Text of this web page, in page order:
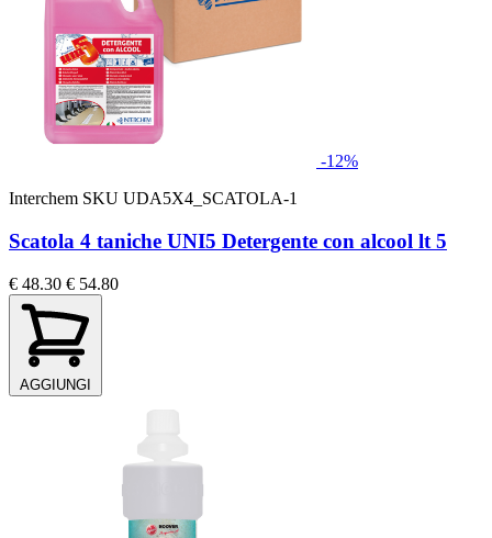
-12%
Interchem SKU UDA5X4_SCATOLA-1
Scatola 4 taniche UNI5 Detergente con alcool lt 5
€ 48.30 € 54.80
AGGIUNGI